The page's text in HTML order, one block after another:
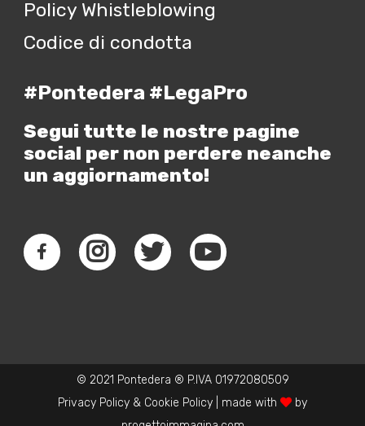
Policy Whistleblowing
Codice di condotta
#Pontedera #LegaPro
Segui tutte le nostre pagine
social per non perdere neanche
un aggiornamento!
© 2021 Pontedera ® P.IVA 01972080509
Privacy Policy & Cookie Policy | made with
by